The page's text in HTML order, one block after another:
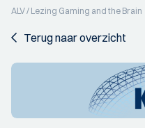
ALV / Lezing Gaming and the Brain
Terug naar overzicht